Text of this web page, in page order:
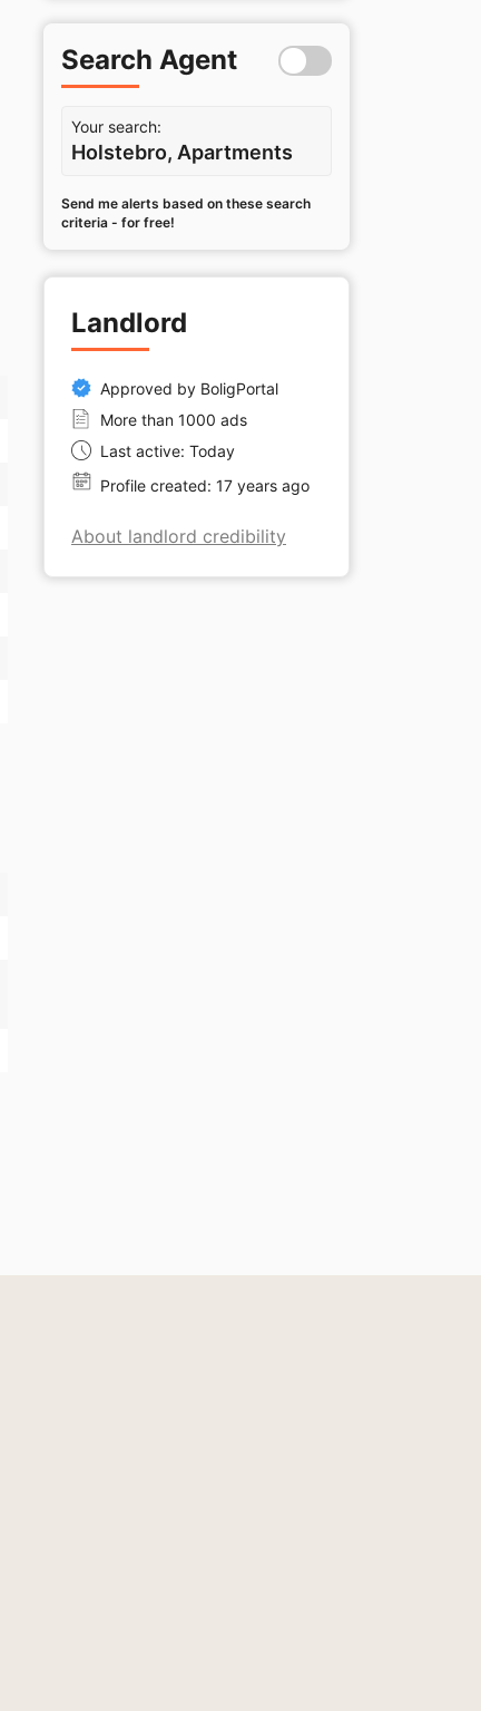
Search Agent
Your search:
Holstebro, Apartments
Send me alerts based on these search
criteria - for free!
Landlord
Approved by BoligPortal
More than 1000 ads
Last active: Today
Profile created: 17 years ago
About landlord credibility